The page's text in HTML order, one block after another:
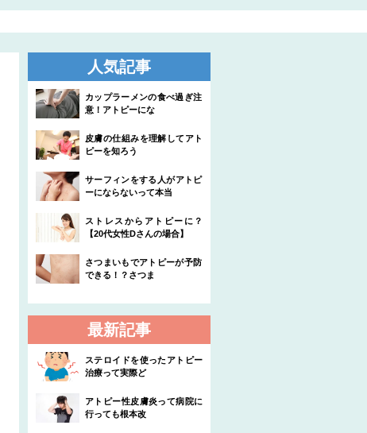
人気記事
カップラーメンの食べ過ぎ注
意！アトピーにな
皮膚の仕組みを理解してアト
ピーを知ろう
サーフィンをする人がアトピ
ーにならないって本当
ストレスからアトピーに？
【20代女性Dさんの場合】
さつまいもでアトピーが予防
できる！？さつま
最新記事
ステロイドを使ったアトピー
治療って実際ど
アトピー性皮膚炎って病院に
行っても根本改